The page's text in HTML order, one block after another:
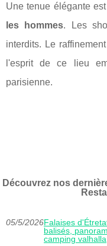
Une tenue élégante
les hommes. Les
interdits. Le
l'esprit de ce lieu
parisienne.
Découvrez nos
05/5/2026Falaises
balisés,
camping valhalla